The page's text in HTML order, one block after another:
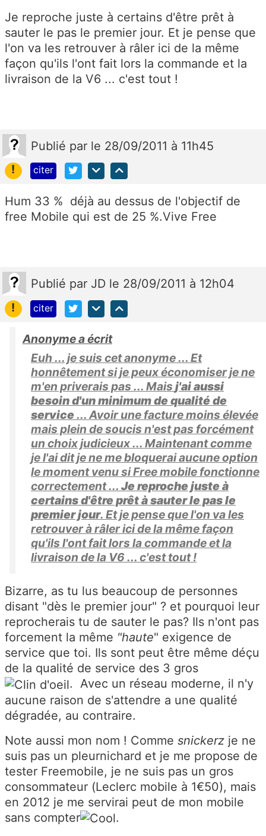
Je reproche juste à certains d'être prêt à
sauter le pas le premier jour. Et je pense que
l'on va les retrouver à râler ici de la même
façon qu'ils l'ont fait lors la commande et la
livraison de la V6 ... c'est tout !
Publié par le 28/09/2011 à 11h45
!
citer
Hum 33 % déjà au dessus de l'objectif de
free Mobile qui est de 25 %.Vive Free
Publié par JD le 28/09/2011 à 12h04
!
citer
Anonyme a écrit
Euh ... je suis cet anonyme ... Et
honnêtement si je peux économiser je ne
m'en priverais pas ... Mais j'ai aussi
besoin d'un minimum de qualité de
service ... Avoir une facture moins élevée
mais plein de soucis n'est pas forcément
un choix judicieux ... Maintenant comme
je l'ai dit je ne me bloquerai aucune option
le moment venu si Free mobile fonctionne
correctement ... Je reproche juste à
certains d'être prêt à sauter le pasle
premier jour. Et je pense que l'on va les
retrouver à râler ici de la même façon
qu'ils l'ont fait lors la commande et la
livraison de la V6 ... c'est tout !
Bizarre, as tu lus beaucoup de personnes
disant "dès le premier jour" ? et pourquoi leur
reprocherais tu de sauter le pas? Ils n'ont pas
forcement la même "haute" exigence de
service que toi. Ils sont peut être même déçu
de la qualité de service des 3 gros
. Avec un réseau moderne, il n'y
aucune raison de s'attendre a une qualité
dégradée, au contraire.
Note aussi mon nom ! Comme snickerz je ne
suis pas un pleurnichard et je me propose de
tester Freemobile, je ne suis pas un gros
consommateur (Leclerc mobile à 1€50), mais
en 2012 je me servirai peut de mon mobile
sans compter
.